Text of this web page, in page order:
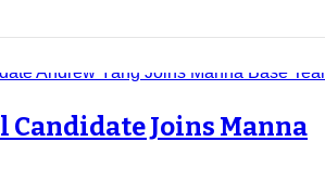
Candidate Joins Manna